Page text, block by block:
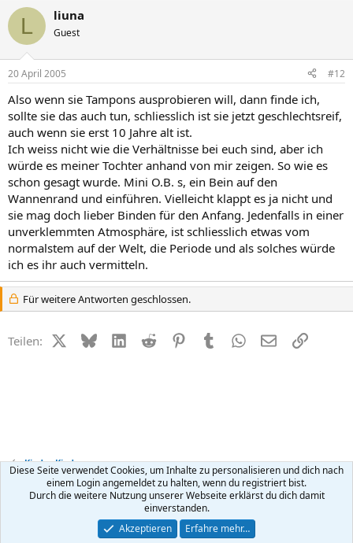
L liuna
Guest
20 April 2005 #12
Also wenn sie Tampons ausprobieren will, dann finde ich,
sollte sie das auch tun, schliesslich ist sie jetzt geschlechtsreif,
auch wenn sie erst 10 Jahre alt ist.
Ich weiss nicht wie die Verhältnisse bei euch sind, aber ich
würde es meiner Tochter anhand von mir zeigen. So wie es
schon gesagt wurde. Mini O.B. s, ein Bein auf den
Wannenrand und einführen. Vielleicht klappt es ja nicht und
sie mag doch lieber Binden für den Anfang. Jedenfalls in einer
unverklemmten Atmosphäre, ist schliesslich etwas vom
normalstem auf der Welt, die Periode und als solches würde
ich es ihr auch vermitteln.
Für weitere Antworten geschlossen.
Teilen: X (Twitter)
BlueskyLinkedIn
Reddit PinterestTumblr WhatsApp
E-MailLink
Kinder Kinder
Kontakt Nutzungsbedingungen Datenschutz Hilfe
R
Community platform by XenForo ® © 2010-2026 XenForo Ltd.
Diese Seite verwendet Cookies, um Inhalte zu personalisieren und dich nach
einem Login angemeldet zu halten, wenn du registriert bist.
Durch die weitere Nutzung unserer Webseite erklärst du dich damit
einverstanden.
Akzeptieren
Erfahre mehr…